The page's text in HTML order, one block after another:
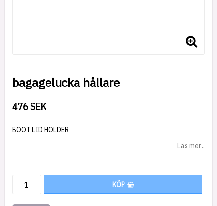
bagagelucka hållare
476 SEK
BOOT LID HOLDER
Läs mer...
KÖP